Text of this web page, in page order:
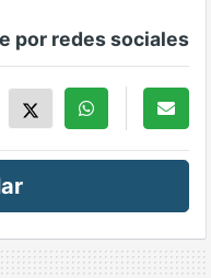
por redes sociales